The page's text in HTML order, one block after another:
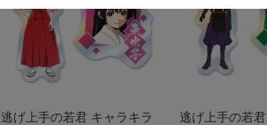
逃げ上手の若君 キャラキラ
逃げ上手の若